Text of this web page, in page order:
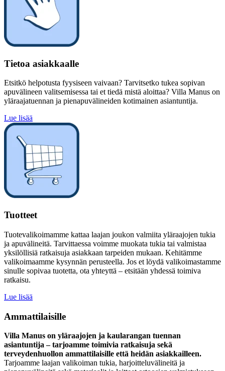
Tietoa asiakkaalle
Etsitkö helpotusta fyysiseen vaivaan? Tarvitsetko tukea sopivan
apuvälineen valitsemisessa tai et tiedä mistä aloittaa? Villa Manus on
yläraajatuennan ja pienapuvälineiden kotimainen asiantuntija.
Lue lisää
Tuotteet
Tuotevalikoimamme kattaa laajan joukon valmiita yläraajojen tukia
ja apuvälineitä. Tarvittaessa voimme muokata tukia tai valmistaa
yksilöllisiä ratkaisuja asiakkaan tarpeiden mukaan. Kehitämme
valikoimaamme kysynnän perusteella. Jos et löydä valikoimastamme
sinulle sopivaa tuotetta, ota yhteyttä – etsitään yhdessä toimiva
ratkaisu.
Lue lisää
Ammattilaisille
Villa Manus on yläraajojen ja kaularangan tuennan
asiantuntija – tarjoamme toimivia ratkaisuja sekä
terveydenhuollon ammattilaisille että heidän asiakkailleen.
Tarjoamme laajan valikoiman tukia, harjoitteluvälineitä ja